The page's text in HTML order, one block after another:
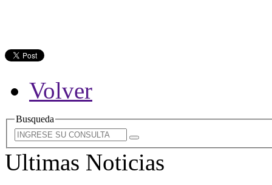
Volver
Busqueda
Ultimas Noticias